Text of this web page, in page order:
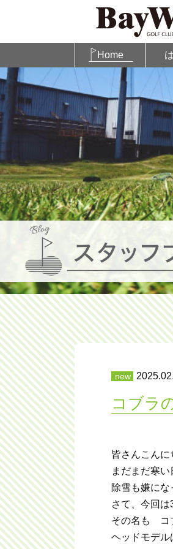
Home
コブラ
皆さんこんに
まだまだ寒
除雪も嫌に
さて、今回
その名も コ
ヘッドモデル